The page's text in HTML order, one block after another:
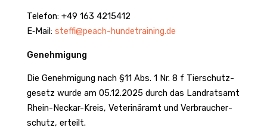
Telefon: +49 163 4215412
E‑Mail: steffi@peach-hundetraining.de
Geneh­mi­gung
Die Geneh­mi­gung nach §11 Abs. 1 Nr. 8 f Tier­schutz­
ge­setz wurde am 05.12.2025 durch das Land­ratsamt
Rhein-Neckar-Kreis, Vete­ri­näramt und Verbrau­cher­
schutz, erteilt.